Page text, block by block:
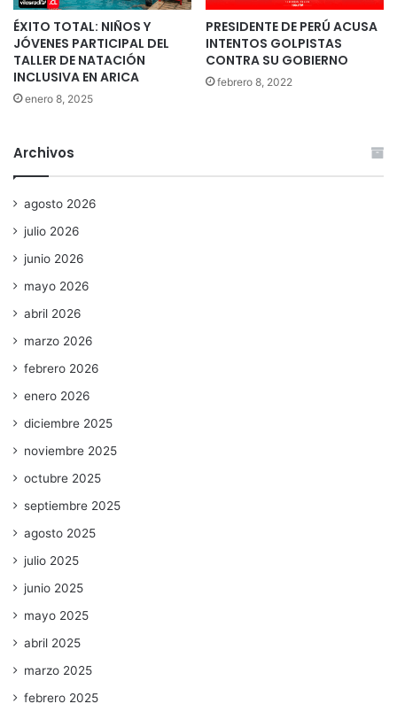
ÉXITO TOTAL: NIÑOS Y
JÓVENES PARTICIPAL DEL
TALLER DE NATACIÓN
INCLUSIVA EN ARICA
enero 8, 2025
PRESIDENTE DE PERÚ ACUSA
INTENTOS GOLPISTAS
CONTRA SU GOBIERNO
febrero 8, 2022
Archivos
agosto 2026
julio 2026
junio 2026
mayo 2026
abril 2026
marzo 2026
febrero 2026
enero 2026
diciembre 2025
noviembre 2025
octubre 2025
septiembre 2025
agosto 2025
julio 2025
junio 2025
mayo 2025
abril 2025
marzo 2025
febrero 2025